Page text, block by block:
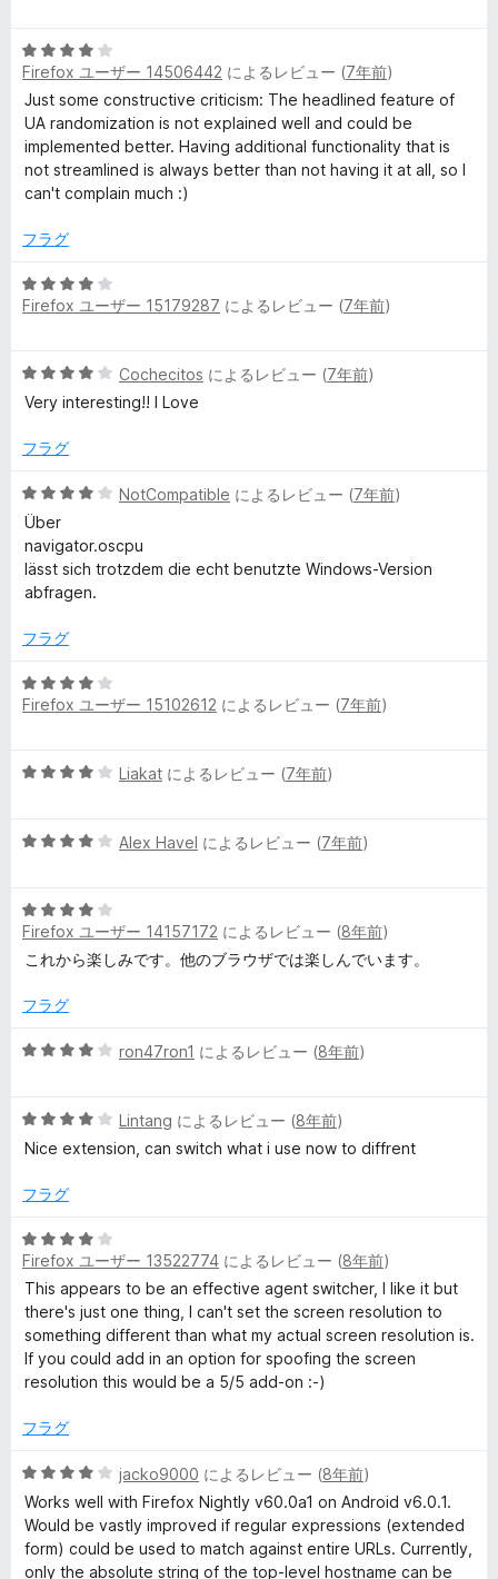
a
g
e
の
レ
ビ
ー
4
の
評
価
5
段
階
中
4
の
評
Firefox ユーザー 14506442 によるレビュー (7年前)
Just some constructive criticism: The headlined feature of
UA randomization is not explained well and could be
implemented better. Having additional functionality that is
not streamlined is always better than not having it at all, so I
can't complain much :)
フラグ
5
段
4
の
価
Firefox ユーザー 15179287 によるレビュー (7年前)
5
段
中
の
評
Cochecitos によるレビュー (7年前)
Very interesting!! I Love
フラグ
5
段
階
中
4
評
NotCompatible によるレビュー (7年前)
Über
navigator.oscpu
lässt sich trotzdem die echt benutzte Windows-Version
abfragen.
フラグ
5
段
4
価
Firefox ユーザー 15102612 によるレビュー (7年前)
5
中
評
価
Liakat によるレビュー (7年前)
5
中
4
の
価
Alex Havel によるレビュー (7年前)
5
段
階
4
評
Firefox ユーザー 14157172 によるレビュー (8年前)
これから楽しみです。他のブラウザでは楽しんでいます。
フラグ
5
中
4
評
ron47ron1 によるレビュー (8年前)
5
段
中
の
評
価
Lintang によるレビュー (8年前)
Nice extension, can switch what i use now to diffrent
フラグ
5
段
階
中
4
の
評
Firefox ユーザー 13522774 によるレビュー (8年前)
This appears to be an effective agent switcher, I like it but
there's just one thing, I can't set the screen resolution to
something different than what my actual screen resolution is.
If you could add in an option for spoofing the screen
resolution this would be a 5/5 add-on :-)
フラグ
5
段
階
中
4
jacko9000 によるレビュー (8年前)
Works well with Firefox Nightly v60.0a1 on Android v6.0.1.
Would be vastly improved if regular expressions (extended
form) could be used to match against entire URLs. Currently,
only the absolute string of the top-level hostname can be